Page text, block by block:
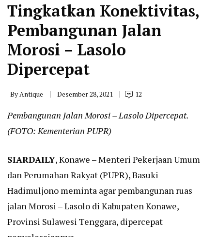
Tingkatkan Konektivitas,
Pembangunan Jalan
Morosi – Lasolo
Dipercepat
ByAntique Desember 28, 2021 12
Pembangunan Jalan Morosi – Lasolo Dipercepat.
(FOTO: Kementerian PUPR)
SIARDAILY, Konawe – Menteri Pekerjaan Umum
dan Perumahan Rakyat (PUPR), Basuki
Hadimuljono meminta agar pembangunan ruas
jalan Morosi – Lasolo di Kabupaten Konawe,
Provinsi Sulawesi Tenggara, dipercepat